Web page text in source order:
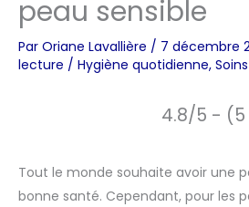
peau sensible
Par Oriane Lavallière / 7 décembre
lecture / Hygiène quotidienne,
4.8/5 -
Tout le monde souhaite avoir une
bonne santé. Cependant, pour les